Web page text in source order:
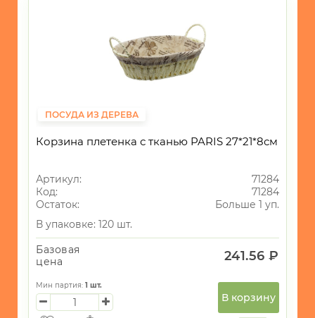
ПОСУДА ИЗ ДЕРЕВА
Корзина плетенка с тканью PARIS 27*21*8см
Артикул:
71284
Код:
71284
Остаток:
Больше 1 уп.
В упаковке: 120 шт.
Базовая
цена
241.56 ₽
Мин партия: 1 шт.
В корзину